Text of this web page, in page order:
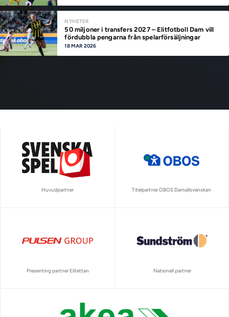
NYHETER
50 miljoner i transfers 2027 – Elitfotboll Dam vill
fördubbla pengarna från spelarförsäljningar
18 MAR 2026
Huvudpartner Titelpartner OBOS Damallsvenskan
Presenting partner Elitettan Nationell partner